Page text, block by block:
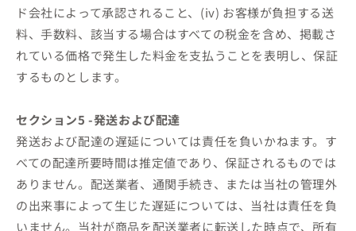
ド会社によって承認されること、(iv) お客様が負担する送
料、手数料、該当する場合はすべての税金を含め、掲載さ
れている価格で発生した料金を支払うことを表明し、保証
するものとします。
セクション5 -発送および配達
発送および配達の遅延については責任を負いかねます。す
べての配達所要時間は推定値であり、保証されるものでは
ありません。配送業者、通関手続き、または当社の管理外
の出来事によって生じた遅延については、当社は責任を負
いません。当社が商品を配送業者に転送した時点で、所有